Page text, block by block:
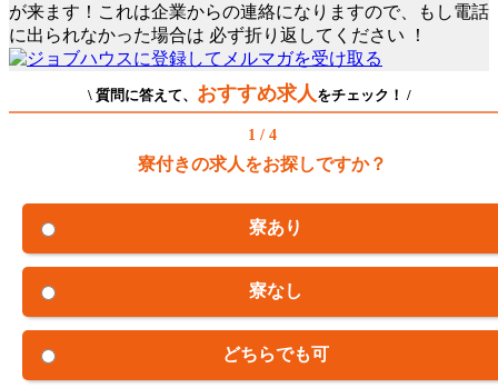
が来ます！これは企業からの連絡になりますので、もし電話
に出られなかった場合は 必ず折り返してください ！
\ 質問に答えて、 おすすめ求人 をチェック！ /
1 / 4
寮付きの求人をお探しですか？
寮あり
寮なし
どちらでも可